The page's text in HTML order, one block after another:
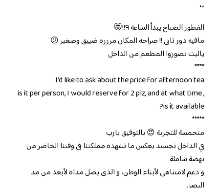
**
الفطور الصباح يبدأ الساعة ٩!!😻
مافيه دور تاني !! صراحه المكان مررره ضييق وصغير 😕
ياليت تصوروا المطعم من الداخل
****
I’d like to ask about the price for afternoon tea
, is it per person, I would reserve for 2 plz, and at what time
is it available?
*****
متحمسة للتجربة 😍 بالتوفيق يارب
في الداخل تجسيد يعكس ما تشهده مملكتنا في وقتنا الحاضر من
نهضة شاملة
و دعم لامتناهي لأبناء الوطن، و الذي يصل مداه لأبعد من مد